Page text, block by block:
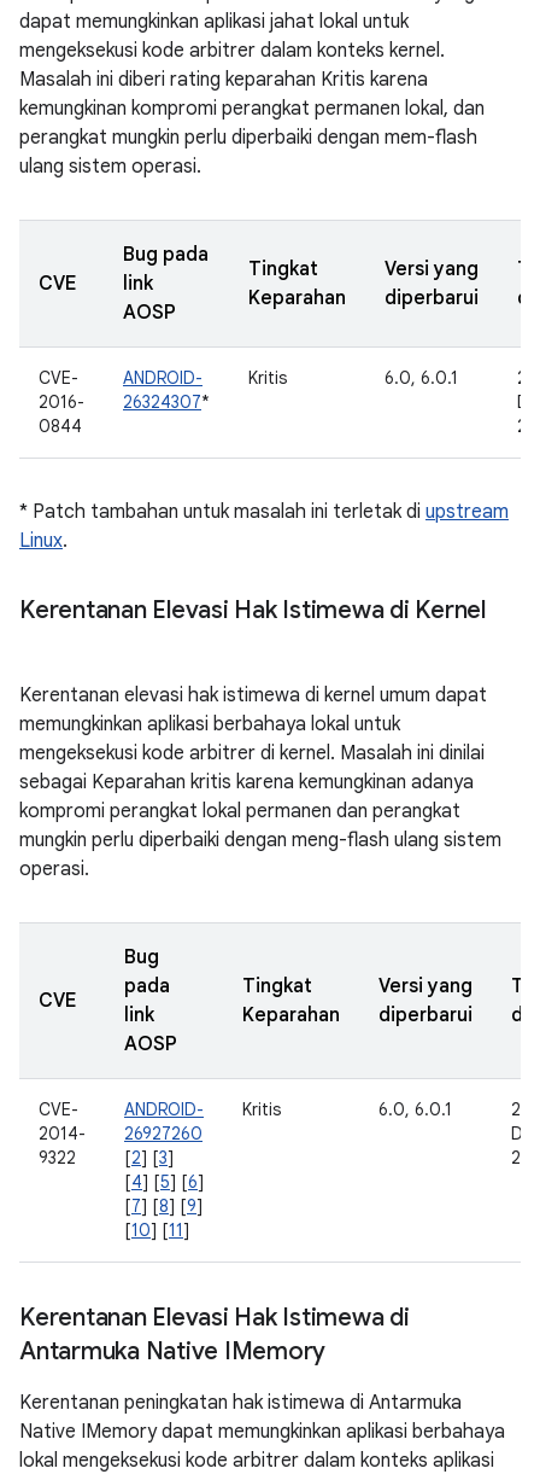
dapat memungkinkan aplikasi jahat lokal untuk
mengeksekusi kode arbitrer dalam konteks kernel.
Masalah ini diberi rating keparahan Kritis karena
kemungkinan kompromi perangkat permanen lokal, dan
perangkat mungkin perlu diperbaiki dengan mem-flash
ulang sistem operasi.
CVE
Bug pada
link
AOSP
Tingkat
Keparahan
Versi yang
diperbarui
CVE-
2016-
0844
ANDROID-
26324307*
Kritis 6.0, 6.0.1
25
* Patch tambahan untuk masalah ini terletak di upstream
Linux.
Kerentanan Elevasi Hak Istimewa di Kernel
Kerentanan elevasi hak istimewa di kernel umum dapat
memungkinkan aplikasi berbahaya lokal untuk
mengeksekusi kode arbitrer di kernel. Masalah ini dinilai
sebagai Keparahan kritis karena kemungkinan adanya
kompromi perangkat lokal permanen dan perangkat
mungkin perlu diperbaiki dengan meng-flash ulang sistem
operasi.
CVE
Bug
pada
link
AOSP
Tingkat
Keparahan
Versi yang
diperbarui
CVE-
2014-
9322
ANDROID-
26927260
[2] [3]
[4] [5] [6]
[7] [8] [9]
[10] [11]
Kritis 6.0, 6.0.1
25
Kerentanan Elevasi Hak Istimewa di
Antarmuka Native IMemory
Kerentanan peningkatan hak istimewa di Antarmuka
Native IMemory dapat memungkinkan aplikasi berbahaya
lokal mengeksekusi kode arbitrer dalam konteks aplikasi